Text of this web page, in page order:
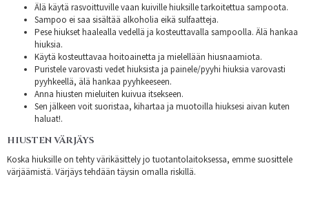
Älä käytä rasvoittuville vaan kuiville hiuksille tarkoitettua sampoota.
Sampoo ei saa sisältää alkoholia eikä sulfaatteja.
Pese hiukset haalealla vedellä ja kosteuttavalla sampoolla. Älä hankaa
hiuksia.
Käytä kosteuttavaa hoitoainetta ja mielellään hiusnaamiota.
Puristele varovasti vedet hiuksista ja painele/pyyhi hiuksia varovasti
pyyhkeellä, älä hankaa pyyhkeeseen.
Anna hiusten mieluiten kuivua itsekseen.
Sen jälkeen voit suoristaa, kihartaa ja muotoilla hiuksesi aivan kuten
haluat!.
HIUSTEN VÄRJÄYS
Koska hiuksille on tehty värikäsittely jo tuotantolaitoksessa, emme suosittele
värjäämistä. Värjäys tehdään täysin omalla riskillä.